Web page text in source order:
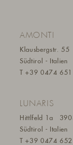
AMONTI
Klausbergstr. 55
Südtirol - Italien
T+39 0474
LUNARIS
Hittlfeld 1a
Südtirol - Italien
T+39 0474